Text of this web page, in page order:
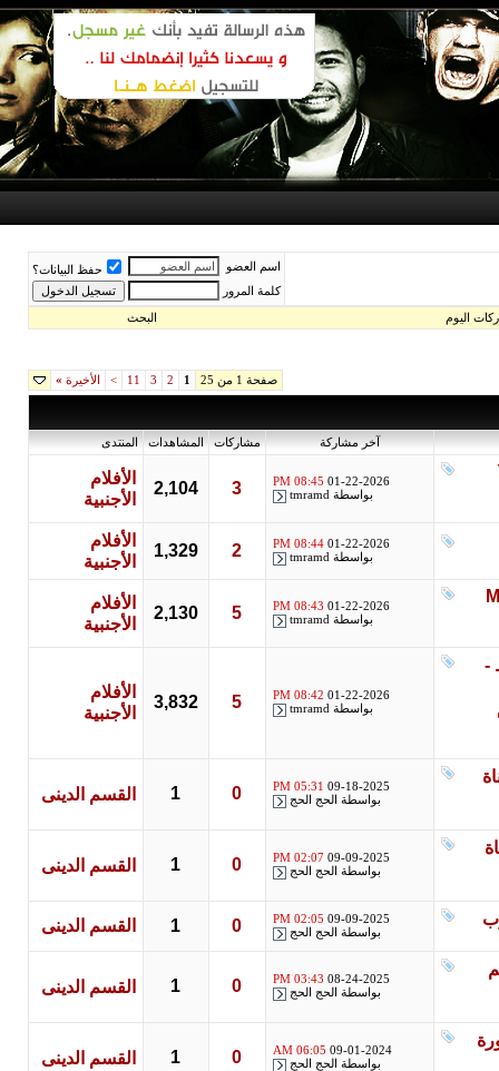
اسم العضو
حفظ البيانات؟
كلمة المرور
البحث
صفحة 1 من 25 1
11
> الأخيرة»
آخر مشاركة مشاركات المشاهدات المنتدى
01-22-2026
08:45 PM
بواسطةtmramd
2,104
الأفلام
الأجنبية
01-22-2026
08:44 PM
بواسطةtmramd
1,329
الأفلام
الأجنبية
01-22-2026
08:43 PM
بواسطةtmramd
2,130
الأفلام
الأجنبية
01-22-2026
08:42 PM
بواسطةtmramd
3,832
الأفلام
الأجنبية
09-18-2025
05:31 PM
بواسطةالحج الحج القسم الدينى
09-09-2025
02:07 PM
بواسطةالحج الحج القسم الدينى
09-09-2025
02:05 PM
بواسطةالحج الحج القسم الدينى
08-24-2025
03:43 PM
بواسطةالحج الحج القسم الدينى
09-01-2024
06:05 AM
بواسطةالحج الحج القسم الدينى